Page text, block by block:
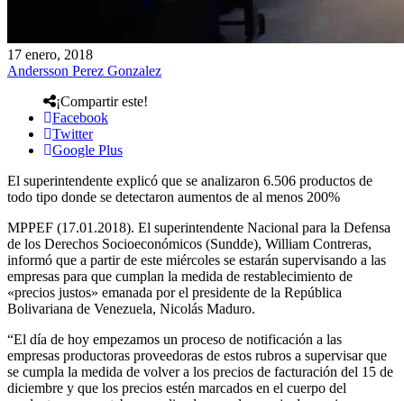
17 enero, 2018
Andersson Perez Gonzalez
¡Compartir este!
Facebook
Twitter
Google Plus
El superintendente explicó que se analizaron 6.506 productos de
todo tipo donde se detectaron aumentos de al menos 200%
MPPEF (17.01.2018). El superintendente Nacional para la Defensa
de los Derechos Socioeconómicos (Sundde), William Contreras,
informó que a partir de este miércoles se estarán supervisando a las
empresas para que cumplan la medida de restablecimiento de
«precios justos» emanada por el presidente de la República
Bolivariana de Venezuela, Nicolás Maduro.
“El día de hoy empezamos un proceso de notificación a las
empresas productoras proveedoras de estos rubros a supervisar que
se cumpla la medida de volver a los precios de facturación del 15 de
diciembre y que los precios estén marcados en el cuerpo del